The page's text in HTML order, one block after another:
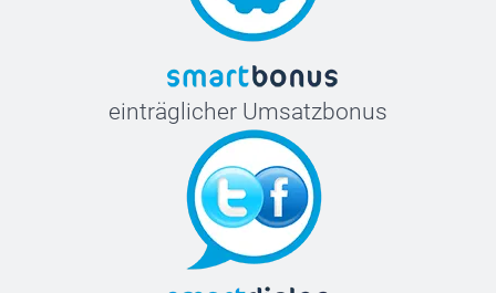
einträglicher Umsatzbonus